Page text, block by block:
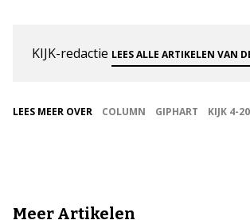
KIJK-redactie LEES ALLE ARTIKELEN VAN
LEES MEER OVER COLUMN GIPHART KIJK 4-
Meer Artikelen